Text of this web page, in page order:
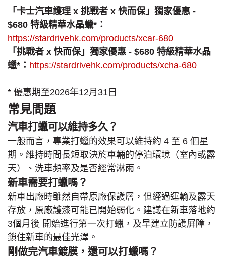
「卡士汽車護理 x 挑戰者 x 快而保」獨家優惠 -
$680 特級精華水晶蠟*：
https://stardrivehk.com/products/xcar-680
「挑戰者 x 快而保」獨家優惠 - $680 特級精華水晶
蠟*： https://stardrivehk.com/products/xcha-680
* 優惠期至2026年12月31日
常見問題
汽車打蠟可以維持多久？
一般而言，專業打蠟的效果可以維持約 4 至 6 個星
期。維持時間長短取決於車輛的停泊環境（室內或露
天）、洗車頻率及是否經常淋雨。
新車需要打蠟嗎？
新車出廠時雖然自帶原廠保護層，但經過運輸及露天
存放，原廠護漆可能已開始弱化。建議在新車落地約
3個月後 開始進行第一次打蠟，及早建立防護屏障，
鎖住新車的最佳光澤。
剛做完汽車鍍膜，還可以打蠟嗎？